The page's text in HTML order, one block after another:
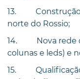
13. Construção
norte do Rossio;
14. Nova rede
colunas e leds) e
15. Qualificação